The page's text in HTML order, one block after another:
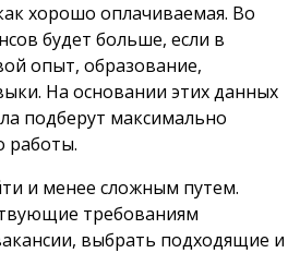
хорошо оплачиваемая. Во
будет больше, если в
опыт, образование,
На основании этих данных
подберут максимально
работы.
и менее сложным путем.
требованиям
выбрать подходящие и